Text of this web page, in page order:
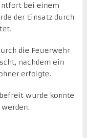
bei einem
der Einsatz durch
die Feuerwehr
nachdem ein
erfolgte.
wurde konnte